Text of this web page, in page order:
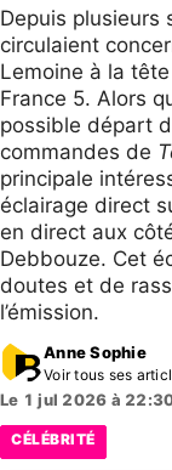
Depuis plusieurs
circulaient
Lemoine à la tête
France 5. Alors
possible départ
commandes de
principale
éclairage direct
en direct aux
Debbouze. Cet
doutes et de
l’émission.
Anne Sophie
Voir tous ses
Le 1 jul 2026 à
CÉLÉBRITÉ